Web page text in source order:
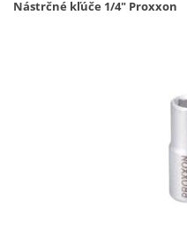
Bosch Profi
Nástrčné kľúče 1/4" Proxxon